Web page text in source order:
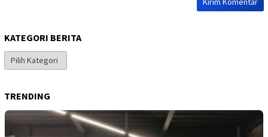
KATEGORI BERITA
Kategori
Berita
TRENDING